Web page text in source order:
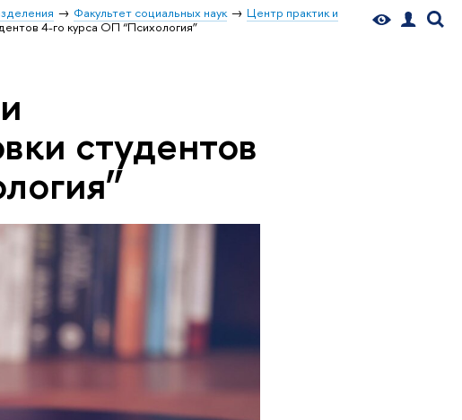
Факультет социальных наук
Центр практик и
4-го курса ОП “Психология”
студентов